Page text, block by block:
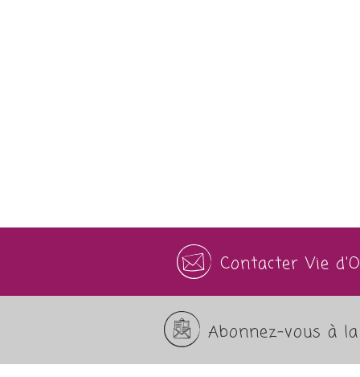
Contacter Vie
Abonnez-vous à